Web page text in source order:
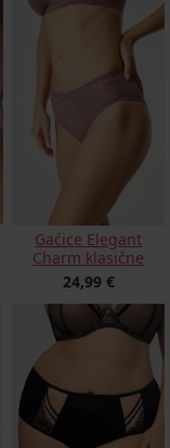
Gaćice Elegant
Charm klasične
24,99 €